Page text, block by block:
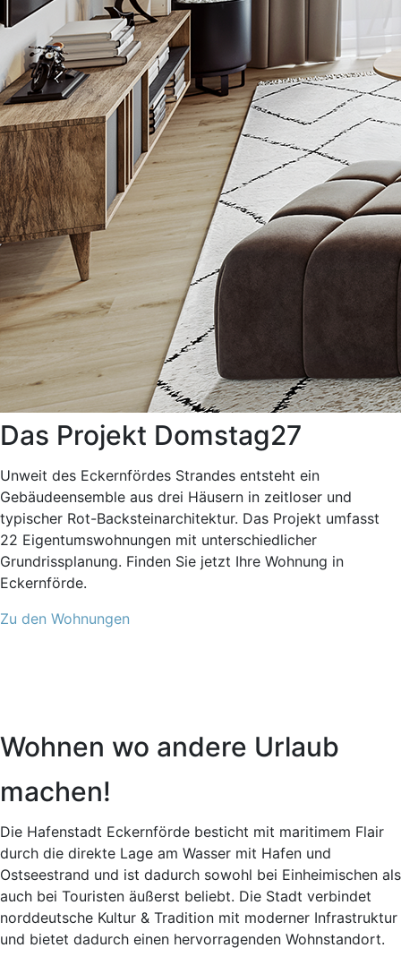
Das Projekt Domstag27
Unweit des Eckernfördes Strandes entsteht ein
Gebäudeensemble aus drei Häusern in zeitloser und
typischer Rot-Backsteinarchitektur. Das Projekt umfasst
22 Eigentumswohnungen mit unterschiedlicher
Grundrissplanung. Finden Sie jetzt Ihre Wohnung in
Eckernförde.
Zu den Wohnungen
Wohnen wo andere Urlaub
machen!
Die Hafenstadt Eckernförde besticht mit maritimem Flair
durch die direkte Lage am Wasser mit Hafen und
Ostseestrand und ist dadurch sowohl bei Einheimischen als
auch bei Touristen äußerst beliebt. Die Stadt verbindet
norddeutsche Kultur & Tradition mit moderner Infrastruktur
und bietet dadurch einen hervorragenden Wohnstandort.